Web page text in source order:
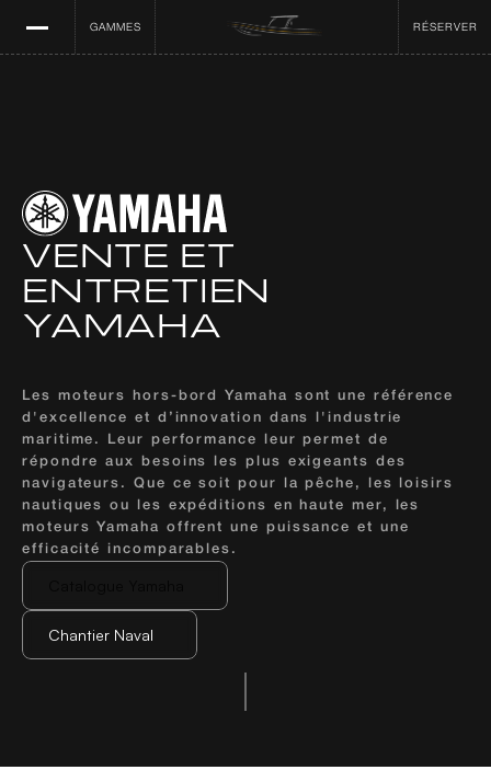
GAMMES RÉSERVER
VENTE ET
ENTRETIEN
YAMAHA
Les moteurs hors-bord Yamaha sont une référence
d'excellence et d’innovation dans l'industrie
maritime. Leur performance leur permet de
répondre aux besoins les plus exigeants des
navigateurs. Que ce soit pour la pêche, les loisirs
nautiques ou les expéditions en haute mer, les
moteurs Yamaha offrent une puissance et une
efficacité incomparables.
Catalogue Yamaha
Chantier Naval